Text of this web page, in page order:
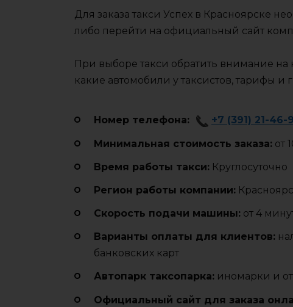
Для заказа такси Успех в Красноярске
либо перейти на официальный сайт
При выборе такси обратить внимание на
какие автомобили у таксистов, тарифы и
Номер телефона: +7 (391) 21-46-
Минимальная стоимость заказа: от
Время работы такси: Круглосуточно
Регион работы компании:
Cкорость подачи машины: от 4
Варианты оплаты для клиентов:
банковских карт
Автопарк таксопарка: иномарки и
Официальный сайт для заказа